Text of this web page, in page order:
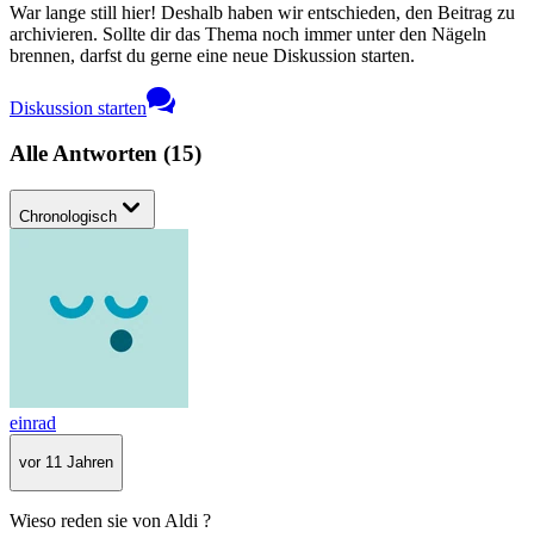
War lange still hier! Deshalb haben wir entschieden, den Beitrag zu
archivieren. Sollte dir das Thema noch immer unter den Nägeln
brennen, darfst du gerne eine neue Diskussion starten.
Diskussion starten
Alle Antworten (15)
Chronologisch
einrad
vor 11 Jahren
Wieso reden sie von Aldi ?